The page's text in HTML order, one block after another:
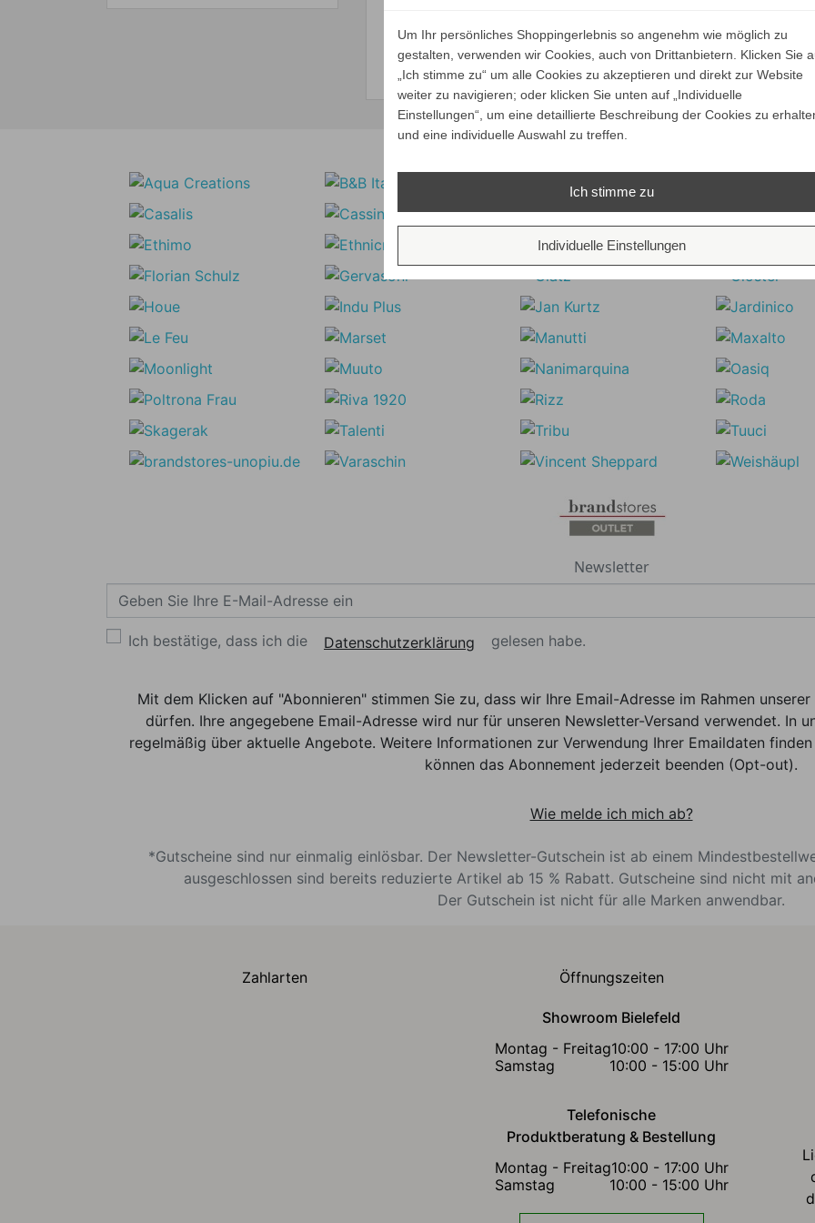
ALLE VARIANTEN
ZEIGEN
ALLE VARIANTEN
ZEIGEN
Unsere Marken
Newsletter
Ich bestätige, dass ich die Datenschutzerklärung gelesen habe.
Mit dem Klicken auf "Abonnieren" stimmen Sie zu, dass wir Ihre Email-Adresse im Rahmen
dürfen. Ihre angegebene Email-Adresse wird nur für unseren Newsletter-Versand verwendet. In
regelmäßig über aktuelle Angebote. Weitere Informationen zur Verwendung Ihrer Emaildaten
können das Abonnement jederzeit beenden (Opt-out).
Wie melde ich mich ab?
*Gutscheine sind nur einmalig einlösbar. Der Newsletter-Gutschein ist ab einem
ausgeschlossen sind bereits reduzierte Artikel ab 15 % Rabatt. Gutscheine sind nicht mit
Der Gutschein ist nicht für alle Marken anwendbar.
Zahlarten Öffnungszeiten
Showroom Bielefeld
Montag - Freitag10:00 - 17:00 Uhr
Samstag
10:00 - 15:00 Uhr
Telefonische
Produktberatung & Bestellung
Montag - Freitag10:00 - 17:00 Uhr
Samstag
10:00 - 15:00 Uhr
Um Ihr persönliches Shoppingerlebnis so angenehm wie möglich zu
gestalten, verwenden wir Cookies, auch von Drittanbietern. Klicken Sie
„Ich stimme zu“ um alle Cookies zu akzeptieren und direkt zur Website
weiter zu navigieren; oder klicken Sie unten auf „Individuelle
Einstellungen“, um eine detaillierte Beschreibung der Cookies zu
und eine individuelle Auswahl zu treffen.
Ich stimme zu
Individuelle Einstellungen